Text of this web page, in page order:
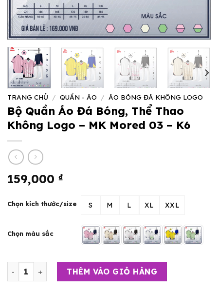
TRANG CHỦ / QUẦN - ÁO / ÁO BÓNG ĐÁ KHÔNG LOGO
Bộ Quần Áo Đá Bóng, Thể Thao
Không Logo – MK Mored 03 – K6
159,000 ₫
Chọn kích thước/size S M L XL XXL
Chọn màu sắc
Bộ Quần Áo Đá Bóng, Thể Thao Không Logo - MK
THÊM VÀO GIỎ HÀNG